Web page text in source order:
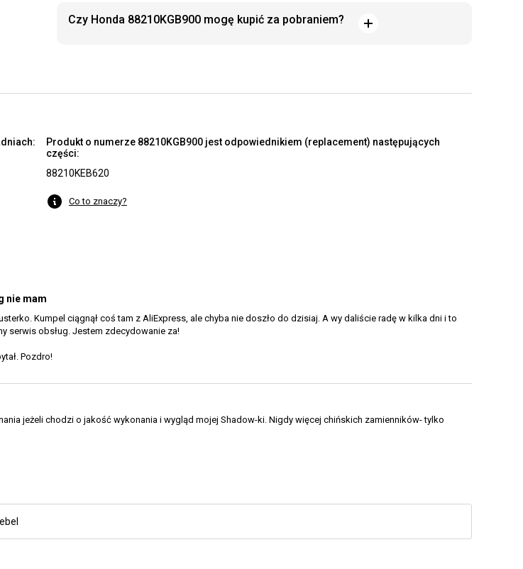
Czy Honda 88210KGB900 mogę kupić za pobraniem?
Produkt o numerze 88210KGB900 jest odpowiednikiem (replacement) następujących
części:
88210KEB620
Co to znaczy?
nie mam
Kumpel ciągnął coś tam z AliExpress, ale chyba nie doszło do dzisiaj. A wy daliście radę w kilka dni i to
serwis obsług. Jestem zdecydowanie za!
Pozdro!
jeżeli chodzi o jakość wykonania i wygląd mojej Shadow-ki. Nigdy więcej chińskich zamienników- tylko